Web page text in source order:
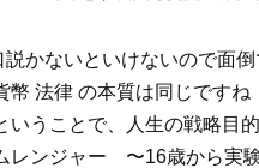
かないといけないので面
幣 法律 の本質は同じです
うことで、人生の戦略目
レンジャー 〜16歳から実